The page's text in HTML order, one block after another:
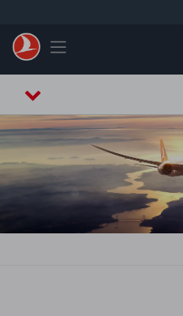
Toggle navigation